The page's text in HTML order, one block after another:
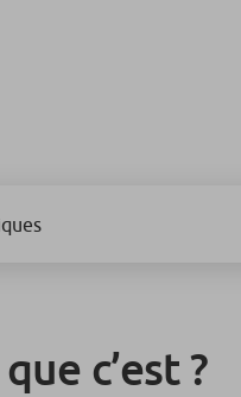
c’est ?